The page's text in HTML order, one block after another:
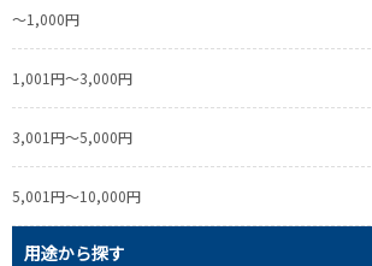
～1,000円
1,001円～3,000円
3,001円～5,000円
5,001円～10,000円
用途から探す